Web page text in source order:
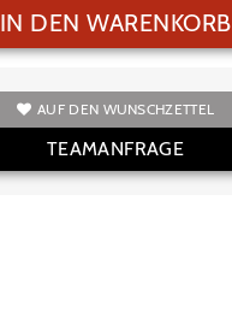
IN DEN WARENKORB
AUF DEN WUNSCHZETTEL
TEAMANFRAGE